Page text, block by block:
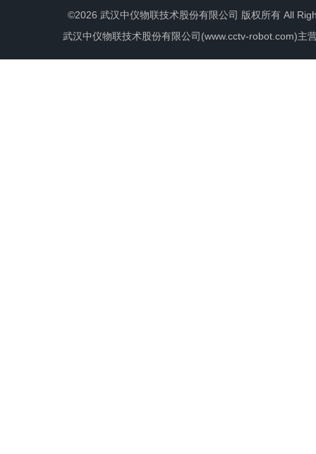
©2026 武汉中仪物联技术股份有限公司 版权所有 All
武汉中仪物联技术股份有限公司(www.cctv-robot.com)主